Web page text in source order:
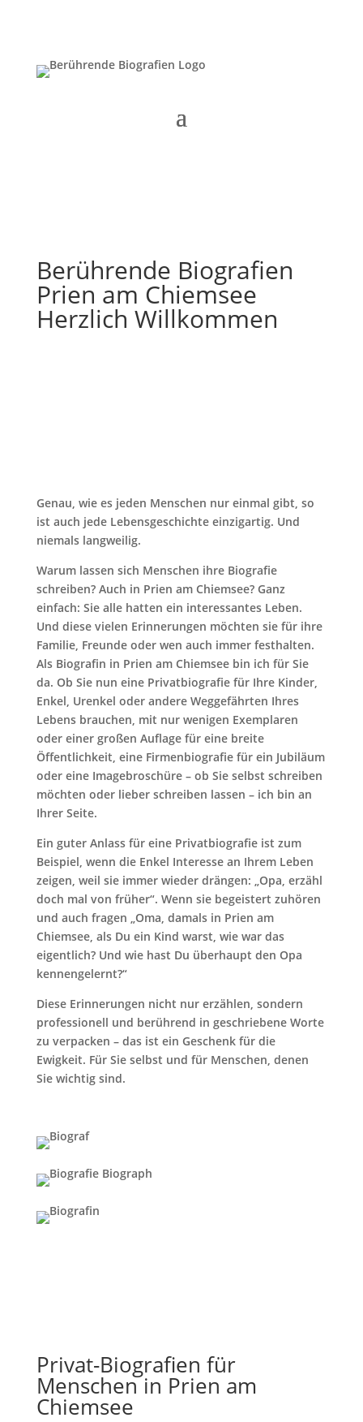
Berührende Biografien
Prien am Chiemsee
Herzlich Willkommen
Genau, wie es jeden Menschen nur einmal gibt, so
ist auch jede Lebensgeschichte einzigartig. Und
niemals langweilig.
Warum lassen sich Menschen ihre Biografie
schreiben? Auch in Prien am Chiemsee? Ganz
einfach: Sie alle hatten ein interessantes Leben.
Und diese vielen Erinnerungen möchten sie für ihre
Familie, Freunde oder wen auch immer festhalten.
Als Biografin in Prien am Chiemsee bin ich für Sie
da. Ob Sie nun eine Privatbiografie für Ihre Kinder,
Enkel, Urenkel oder andere Weggefährten Ihres
Lebens brauchen, mit nur wenigen Exemplaren
oder einer großen Auflage für eine breite
Öffentlichkeit, eine Firmenbiografie für ein Jubiläum
oder eine Imagebroschüre – ob Sie selbst schreiben
möchten oder lieber schreiben lassen – ich bin an
Ihrer Seite.
Ein guter Anlass für eine Privatbiografie ist zum
Beispiel, wenn die Enkel Interesse an Ihrem Leben
zeigen, weil sie immer wieder drängen: „Opa, erzähl
doch mal von früher“. Wenn sie begeistert zuhören
und auch fragen „Oma, damals in Prien am
Chiemsee, als Du ein Kind warst, wie war das
eigentlich? Und wie hast Du überhaupt den Opa
kennengelernt?“
Diese Erinnerungen nicht nur erzählen, sondern
professionell und berührend in geschriebene Worte
zu verpacken – das ist ein Geschenk für die
Ewigkeit. Für Sie selbst und für Menschen, denen
Sie wichtig sind.
Privat-Biografien für
Menschen in Prien am
Chiemsee